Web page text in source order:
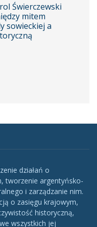
Świerczewski
mitem
sowieckiej a
działań o
tworzenie argentyńsko-
i zarządzanie nim.
o zasięgu krajowym,
historyczną,
wszystkich jej